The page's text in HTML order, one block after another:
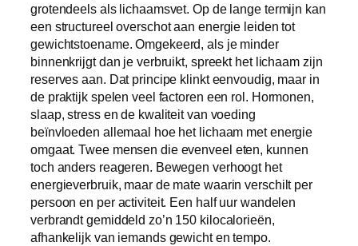
grotendeels als lichaamsvet. Op de lange termijn kan
een structureel overschot aan energie leiden tot
gewichtstoename. Omgekeerd, als je minder
binnenkrijgt dan je verbruikt, spreekt het lichaam zijn
reserves aan. Dat principe klinkt eenvoudig, maar in
de praktijk spelen veel factoren een rol. Hormonen,
slaap, stress en de kwaliteit van voeding
beïnvloeden allemaal hoe het lichaam met energie
omgaat. Twee mensen die evenveel eten, kunnen
toch anders reageren. Bewegen verhoogt het
energieverbruik, maar de mate waarin verschilt per
persoon en per activiteit. Een half uur wandelen
verbrandt gemiddeld zo’n 150 kilocalorieën,
afhankelijk van iemands gewicht en tempo.